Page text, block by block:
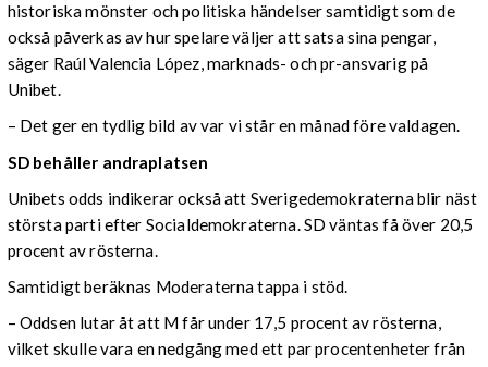
historiska mönster och politiska händelser samtidigt som de
också påverkas av hur spelare väljer att satsa sina pengar,
säger Raúl Valencia López, marknads- och pr-ansvarig på
Unibet.
– Det ger en tydlig bild av var vi står en månad före valdagen.
SD behåller andraplatsen
Unibets odds indikerar också att Sverigedemokraterna blir näst
största parti efter Socialdemokraterna. SD väntas få över 20,5
procent av rösterna.
Samtidigt beräknas Moderaterna tappa i stöd.
– Oddsen lutar åt att M får under 17,5 procent av rösterna,
vilket skulle vara en nedgång med ett par procentenheter från